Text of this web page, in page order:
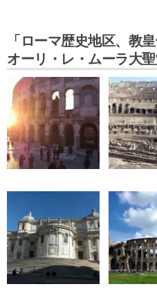
「ローマ歴史地区、教
オーリ・レ・ムーラ大